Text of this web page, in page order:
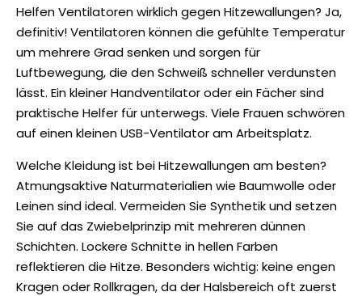
Helfen Ventilatoren wirklich gegen Hitzewallungen? Ja,
definitiv! Ventilatoren können die gefühlte Temperatur
um mehrere Grad senken und sorgen für
Luftbewegung, die den Schweiß schneller verdunsten
lässt. Ein kleiner Handventilator oder ein Fächer sind
praktische Helfer für unterwegs. Viele Frauen schwören
auf einen kleinen USB-Ventilator am Arbeitsplatz.
Welche Kleidung ist bei Hitzewallungen am besten?
Atmungsaktive Naturmaterialien wie Baumwolle oder
Leinen sind ideal. Vermeiden Sie Synthetik und setzen
Sie auf das Zwiebelprinzip mit mehreren dünnen
Schichten. Lockere Schnitte in hellen Farben
reflektieren die Hitze. Besonders wichtig: keine engen
Kragen oder Rollkragen, da der Halsbereich oft zuerst